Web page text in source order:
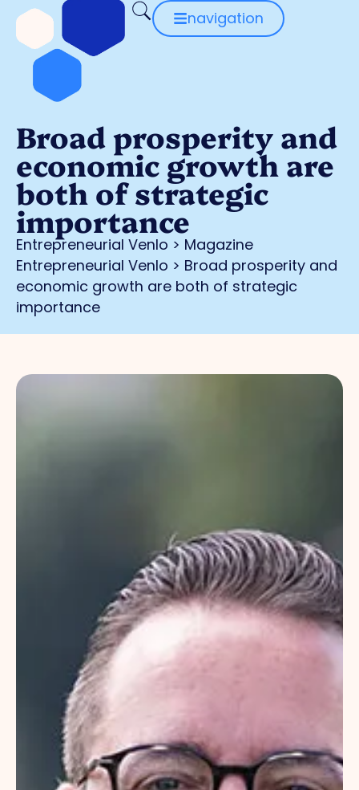
navigation
Broad prosperity and
economic growth are
both of strategic
importance
Entrepreneurial Venlo > Magazine
Entrepreneurial Venlo > Broad prosperity and
economic growth are both of strategic
importance